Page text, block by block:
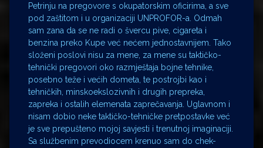
Petrinju na pregovore s okupatorskim oficirima, a sve
pod zaštitom i u organizaciji UNPROFOR-a. Odmah
sam zana da se ne radi o švercu pive, cigareta i
benzina preko Kupe već nećem jednostavnijem. Tako
složeni poslovi nisu za mene, za mene su taktičko-
tehnički pregovori oko razmještaja bojne tehnike,
posebno teže i većih dometa, te postrojbi kao i
tehničkih, minskoekslozivnih i drugih prepreka,
zapreka i ostalih elemenata zaprečavanja. Uglavnom i
nisam dobio neke taktičko-tehničke pretpostavke već
je sve prepušteno mojoj savjesti i trenutnoj imaginaciji.
Sa službenim prevodiocem krenuo sam do chek-